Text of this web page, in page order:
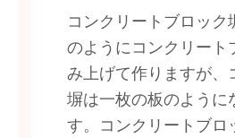
コンクリートブロック
のようにコンクリート
み上げて作りますが、
塀は一枚の板のように
す。コンクリートブロ